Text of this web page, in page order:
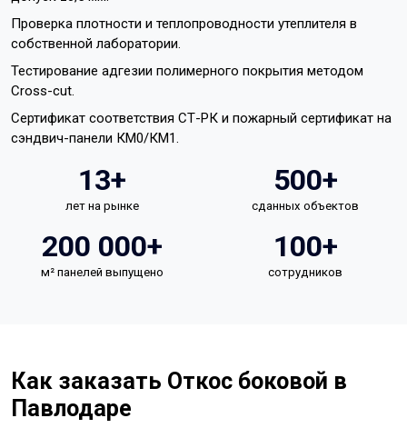
Проверка плотности и теплопроводности утеплителя в
собственной лаборатории.
Тестирование адгезии полимерного покрытия методом
Cross-cut.
Сертификат соответствия СТ-РК и пожарный сертификат на
сэндвич-панели КМ0/КМ1.
13+
лет на рынке
500+
сданных объектов
200 000+
м² панелей выпущено
100+
сотрудников
Как заказать Откос боковой в
Павлодаре